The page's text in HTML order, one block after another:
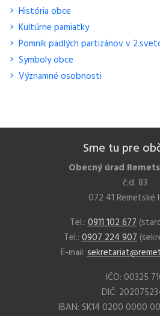
História obce
Kultúrne pamiatky
Pomník padlých partizánov v
Symboly obce
Významné osobnosti
Sme tu pre
Obecný úrad
č.d. 83
072 41 Remetské
Tel.:0911 102 677
Tel.:0907 224 907
E-mail:
IČO: 00325
DIČ:
IBAN: SK14 0200 0000